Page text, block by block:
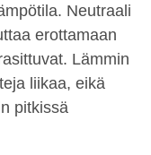
Neutraali
erottamaan
Lämmin
liikaa, eikä
pitkissä